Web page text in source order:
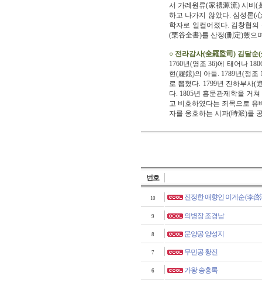
서 가례원류(家禮源流) 시비(
하고 나가지 않았다. 심성론(
학자로 일컬어졌다. 김창협
(栗谷全書)를 산정(刪定)했으
○ 전라감사(全羅監司) 김달순
1760년(영조 36)에 태어나
현(履鉉)의 아들. 1789년(정
로 뽑혔다. 1799년 진하부사(
다. 1805년 홍문관제학을 거
고 비호하였다는 죄목으로
자를 옹호하는 시파(時派)를
번호
10 진정한 애향인 이계순(李啓
9 의병장 조경남
8 문양공 양성지
7 무민공 황진
6 가왕 송흥록